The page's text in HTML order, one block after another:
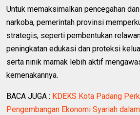
Untuk memaksimalkan pencegahan
narkoba, pemerintah provinsi
strategis, seperti pembentukan
peningkatan edukasi dan proteksi
serta ninik mamak lebih aktif
kemenakannya.
BACA JUGA : KDEKS Kota Padang
Pengembangan Ekonomi Syariah